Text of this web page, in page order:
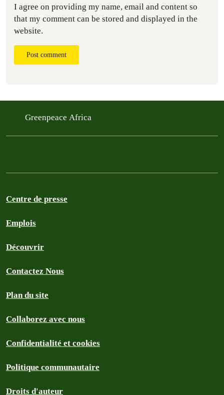
I agree on providing my name, email and content so
that my comment can be stored and displayed in the
website.
Post comment
Greenpeace Africa
Centre de presse
Emplois
Découvrir
Contactez Nous
Plan du site
Collaborez avec nous
Confidentialité et cookies
Politique communautaire
Droits d'auteur